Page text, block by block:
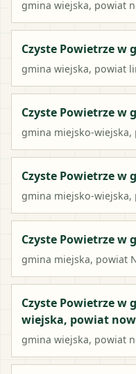
gmina wiejska, powiat
Czyste Powietrze w
gmina wiejska, powiat
Czyste Powietrze w
gmina miejsko-wiejska,
Czyste Powietrze w
gmina miejsko-wiejska,
Czyste Powietrze w
gmina miejska, powiat
Czyste Powietrze w
wiejska, powiat
gmina wiejska, powiat